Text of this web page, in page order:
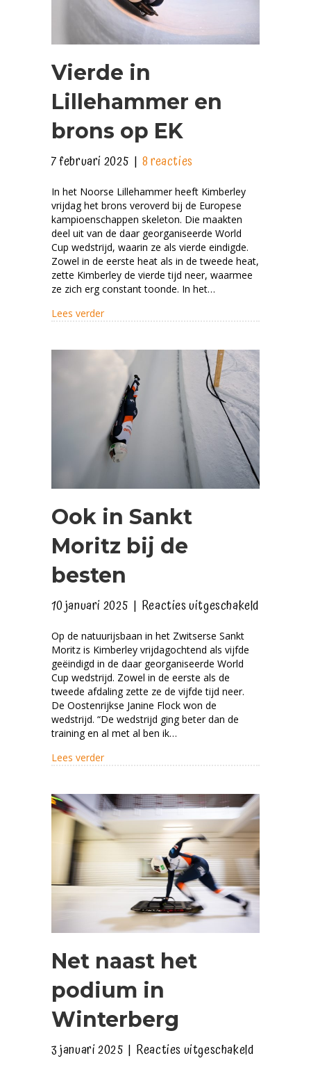
Vierde in
Lillehammer en
brons op EK
7 februari 2025 | 8 reacties
In het Noorse Lillehammer heeft Kimberley
vrijdag het brons veroverd bij de Europese
kampioenschappen skeleton. Die maakten
deel uit van de daar georganiseerde World
Cup wedstrijd, waarin ze als vierde eindigde.
Zowel in de eerste heat als in de tweede heat,
zette Kimberley de vierde tijd neer, waarmee
ze zich erg constant toonde. In het…
Lees verderabout Vierde in Lillehammer en brons op EK
Ook in Sankt
Moritz bij de
besten
10 januari 2025 | Reacties uitgeschakeld
Op de natuurijsbaan in het Zwitserse Sankt
Moritz is Kimberley vrijdagochtend als vijfde
geëindigd in de daar georganiseerde World
Cup wedstrijd. Zowel in de eerste als de
tweede afdaling zette ze de vijfde tijd neer.
De Oostenrijkse Janine Flock won de
wedstrijd. “De wedstrijd ging beter dan de
training en al met al ben ik…
Lees verderabout Ook in Sankt Moritz bij de besten
Net naast het
podium in
Winterberg
3 januari 2025 | Reacties uitgeschakeldvoor